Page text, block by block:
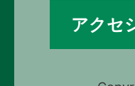
アクセ